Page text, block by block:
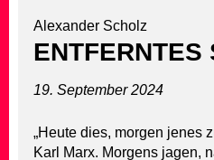
Alexander Scholz
ENTFERNTES
19. September 2024
„Heute dies, morgen jenes
Karl Marx. Morgens jagen,